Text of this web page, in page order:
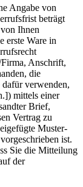
Angabe von
beträgt
Ihnen
erste Ware in
Firma, Anschrift,
die
verwenden,
mittels einer
Brief,
Vertrag zu
Muster-
ist.
Sie die Mitteilung
der